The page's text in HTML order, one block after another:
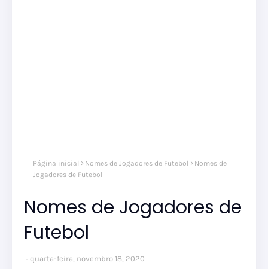
Página inicial Nomes de Jogadores de Futebol
Nomes de
Jogadores de Futebol
Nomes de Jogadores de
Futebol
quarta-feira, novembro 18, 2020